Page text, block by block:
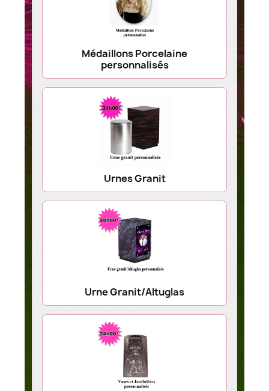
Médaillons Porcelaine
personnalisés
Urnes Granit
Urne Granit/Altuglas